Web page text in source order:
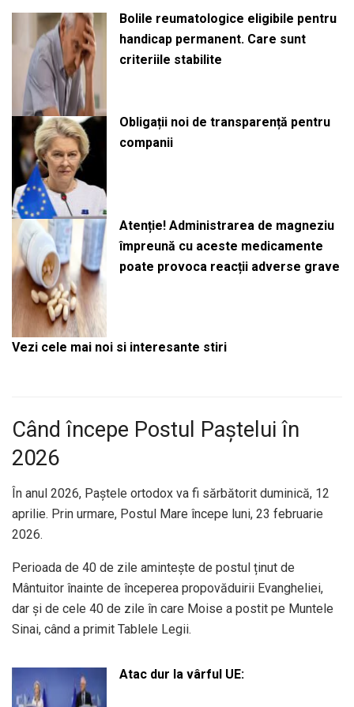
Bolile reumatologice eligibile pentru
handicap permanent. Care sunt
criteriile stabilite
Obligații noi de transparență pentru
companii
Atenție! Administrarea de magneziu
împreună cu aceste medicamente
poate provoca reacții adverse grave
Vezi cele mai noi si interesante stiri
Când începe Postul Paștelui în
2026
În anul 2026, Paștele ortodox va fi sărbătorit duminică, 12
aprilie. Prin urmare, Postul Mare începe luni, 23 februarie
2026.
Perioada de 40 de zile amintește de postul ținut de
Mântuitor înainte de începerea propovăduirii Evangheliei,
dar și de cele 40 de zile în care Moise a postit pe Muntele
Sinai, când a primit Tablele Legii.
Atac dur la vârful UE: